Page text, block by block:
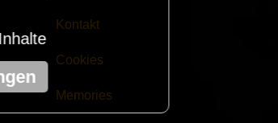
Kontakt
Cookies
Memories